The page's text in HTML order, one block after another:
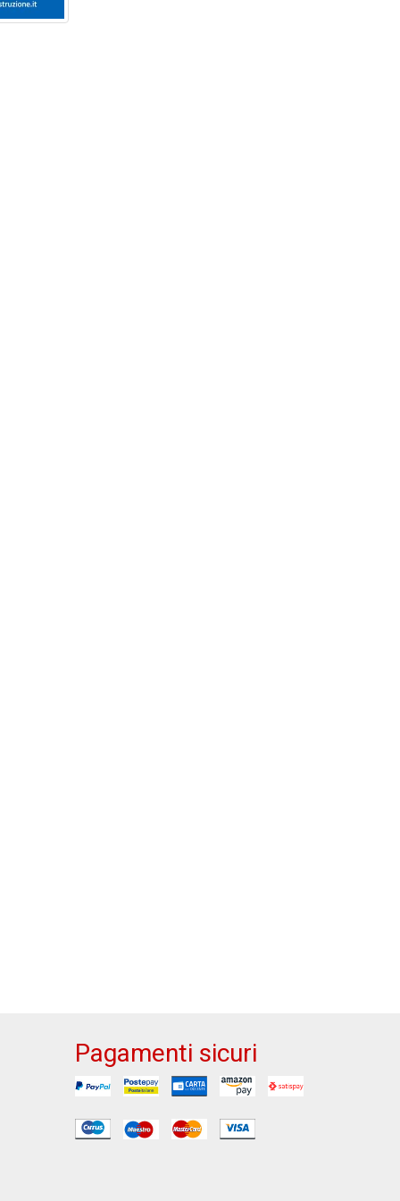
Pagamenti sicuri